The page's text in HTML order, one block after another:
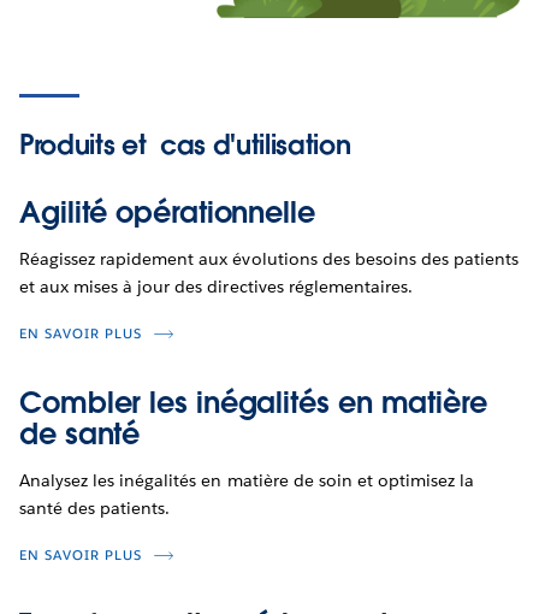
Produits et cas d'utilisation
Agilité opérationnelle
Réagissez rapidement aux évolutions des besoins des patients
et aux mises à jour des directives réglementaires.
EN SAVOIR PLUS
Combler les inégalités en matière
de santé
Analysez les inégalités en matière de soin et optimisez la
santé des patients.
EN SAVOIR PLUS